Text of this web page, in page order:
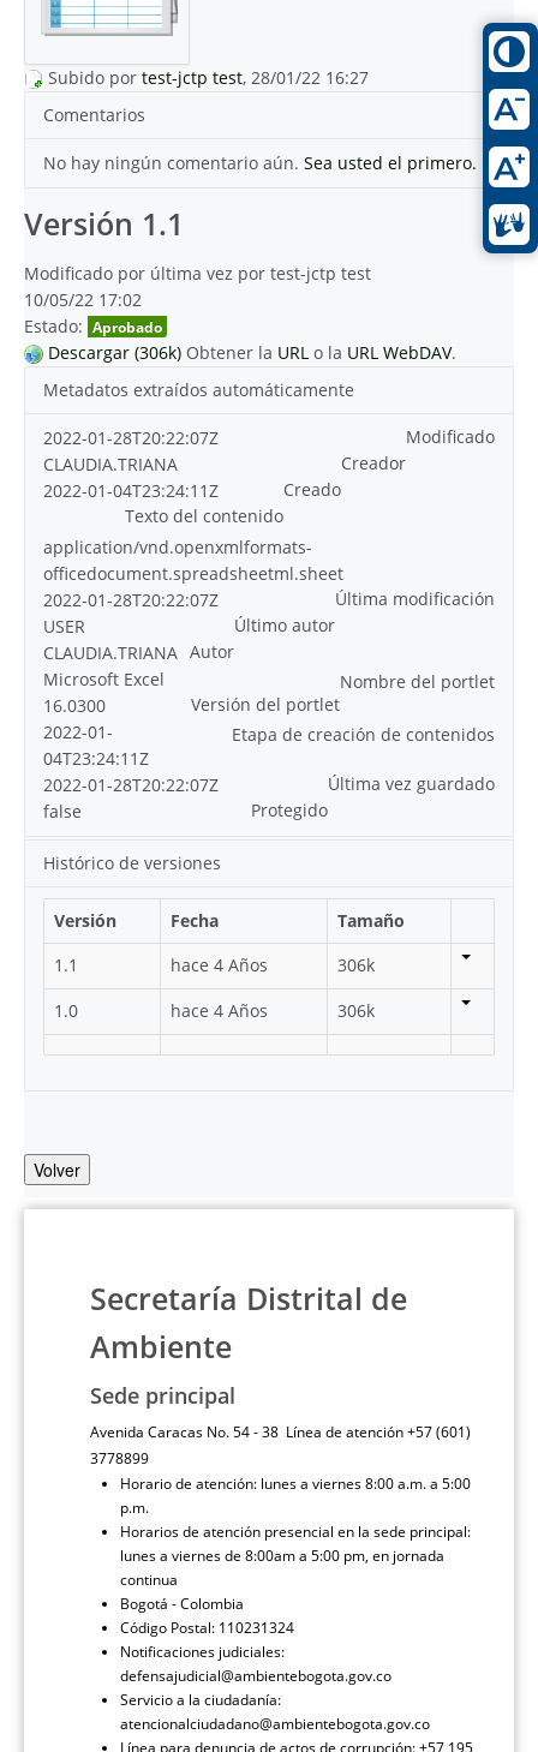
Subido por test-jctp test, 28/01/22 16:27
Comentarios
No hay ningún comentario aún. Sea usted el primero.
Versión 1.1
Modificado por última vez por test-jctp test
10/05/22 17:02
Estado: Aprobado
Descargar (306k) Obtener la URL o la URL WebDAV.
Metadatos extraídos automáticamente
Modificado
2022-01-28T20:22:07Z
Creador
CLAUDIA.TRIANA
Creado
2022-01-04T23:24:11Z
Texto del contenido
application/vnd.openxmlformats-
officedocument.spreadsheetml.sheet
Última modificación
2022-01-28T20:22:07Z
Último autor
USER
Autor
CLAUDIA.TRIANA
Nombre del portlet
Microsoft Excel
Versión del portlet
16.0300
Etapa de creación de contenidos
2022-01-
04T23:24:11Z
Última vez guardado
2022-01-28T20:22:07Z
Protegido
false
Histórico de versiones
Versión Fecha
Tamaño
1.1
hace 4 Años
306k
1.0
hace 4 Años 306k
Volver
Secretaría Distrital de
Ambiente
Sede principal
Avenida Caracas No. 54 - 38 Línea de atención +57 (601)
3778899
Horario de atención: lunes a viernes 8:00 a.m. a 5:00
p.m.
Horarios de atención presencial en la sede principal:
lunes a viernes de 8:00am a 5:00 pm, en jornada
continua
Bogotá - Colombia
Código Postal: 110231324
Notificaciones judiciales:
defensajudicial@ambientebogota.gov.co
Servicio a la ciudadanía:
atencionalciudadano@ambientebogota.gov.co
Línea para denuncia de actos de corrupción: +57 195